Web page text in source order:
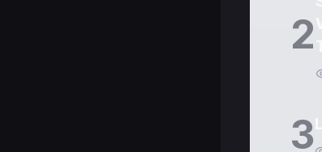
2
3